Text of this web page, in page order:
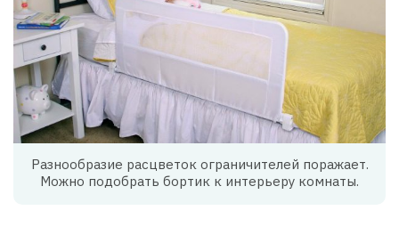
Разнообразие расцветок ограничителей поражает.
Можно подобрать бортик к интерьеру комнаты.